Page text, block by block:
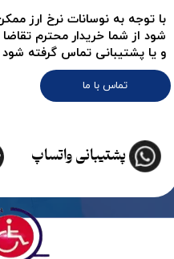
تماس با ما
پشتیبانی واتساپ
با توجه به نوسانات نرخ ارز
شود از شما خریدار محترم
و یا پشتیبانی تماس گرفته شود